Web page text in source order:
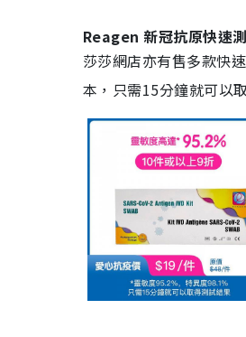
Reagen 新冠抗原快速
莎莎網店亦有售多款快
本，只需15分鐘就可以